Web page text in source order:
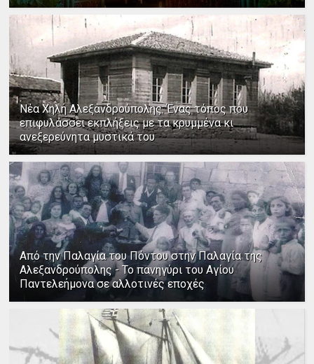
Νέα Χηλή Αλεξανδρούπολης: Ένας τόπος που
επιφυλάσσει εκπλήξεις με τα κρυμμένα κι
ανεξερεύνητα μυστικά του
Από την Παλαγία του Πόντου στην Παλαγία της
Αλεξανδρούπολης - Το πανηγύρι του Αγίου
Παντελεήμονα σε αλλοτινές εποχές